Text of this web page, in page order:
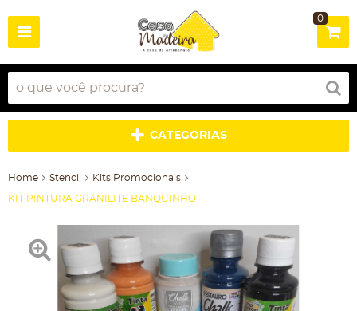
0
CATEGORIAS
Home Stencil Kits Promocionais
KIT PINTURA GRANILITE BANQUINHO